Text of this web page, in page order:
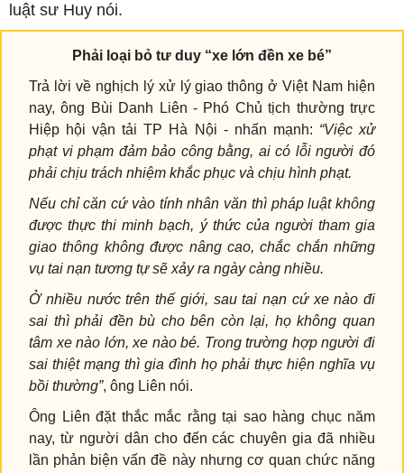
luật sư Huy nói.
Phải loại bỏ tư duy “xe lớn đền xe bé”
Trả lời về nghịch lý xử lý giao thông ở Việt Nam hiện
nay, ông Bùi Danh Liên - Phó Chủ tịch thường trực
Hiệp hội vận tải TP Hà Nội - nhấn mạnh: “Việc xử
phạt vi phạm đảm bảo công bằng, ai có lỗi người đó
phải chịu trách nhiệm khắc phục và chịu hình phạt.
Nếu chỉ căn cứ vào tính nhân văn thì pháp luật không
được thực thi minh bạch, ý thức của người tham gia
giao thông không được nâng cao, chắc chắn những
vụ tai nạn tương tự sẽ xảy ra ngày càng nhiều.
Ở nhiều nước trên thế giới, sau tai nạn cứ xe nào đi
sai thì phải đền bù cho bên còn lại, họ không quan
tâm xe nào lớn, xe nào bé. Trong trường hợp người đi
sai thiệt mạng thì gia đình họ phải thực hiện nghĩa vụ
bồi thường”, ông Liên nói.
Ông Liên đặt thắc mắc rằng tại sao hàng chục năm
nay, từ người dân cho đến các chuyên gia đã nhiều
lần phản biện vấn đề này nhưng cơ quan chức năng